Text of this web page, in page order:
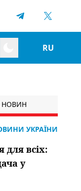
RU
НОВИН
УКРАЇНИ
для всіх:
у